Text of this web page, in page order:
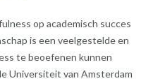
op academisch succes
is een veelgestelde en
te beoefenen kunnen
Universiteit van Amsterdam